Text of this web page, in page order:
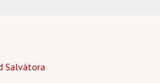
Salvátora